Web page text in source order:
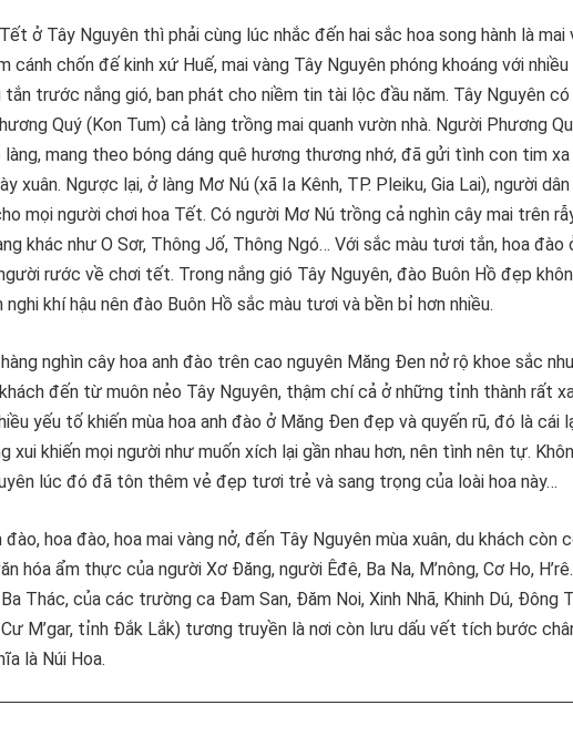
ở Tây Nguyên thì phải cùng lúc nhắc đến hai sắc hoa song hành là mai
cánh chốn đế kinh xứ Huế, mai vàng Tây Nguyên phóng khoáng với
trước nắng gió, ban phát cho niềm tin tài lộc đầu năm. Tây Nguyên có
Quý (Kon Tum) cả làng trồng mai quanh vườn nhà. Người Phương
làng, mang theo bóng dáng quê hương thương nhớ, đã gửi tình con tim
xuân. Ngược lại, ở làng Mơ Nú (xã Ia Kênh, TP. Pleiku, Gia Lai), người
mọi người chơi hoa Tết. Có người Mơ Nú trồng cả nghìn cây mai trên
khác như O Sơr, Thông Jố, Thông Ngó… Với sắc màu tươi tắn, hoa đào
rước về chơi tết. Trong nắng gió Tây Nguyên, đào Buôn Hồ đẹp
khí hậu nên đào Buôn Hồ sắc màu tươi và bền bỉ hơn nhiều.
nghìn cây hoa anh đào trên cao nguyên Măng Đen nở rộ khoe sắc
đến từ muôn nẻo Tây Nguyên, thậm chí cả ở những tỉnh thành rất
yếu tố khiến mùa hoa anh đào ở Măng Đen đẹp và quyến rũ, đó là cái
xui khiến mọi người như muốn xích lại gần nhau hơn, nên tình nên tự.
lúc đó đã tôn thêm vẻ đẹp tươi trẻ và sang trọng của loài hoa này…
đào, hoa đào, hoa mai vàng nở, đến Tây Nguyên mùa xuân, du khách còn
hóa ẩm thực của người Xơ Đăng, người Êđê, Ba Na, M’nông, Cơ Ho,
Thác, của các trường ca Đam San, Đăm Noi, Xinh Nhã, Khinh Dú, Đông
M’gar, tỉnh Đắk Lắk) tương truyền là nơi còn lưu dấu vết tích bước
là Núi Hoa.